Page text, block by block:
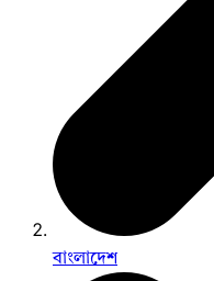
বাংলাদেশ